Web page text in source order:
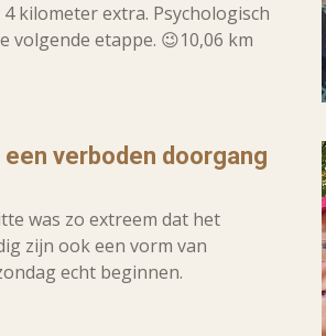
kilometer extra. Psychologisch
etappe. 😉10,06 km
verboden doorgang
was zo extreem dat het
zijn ook een vorm van
echt beginnen.